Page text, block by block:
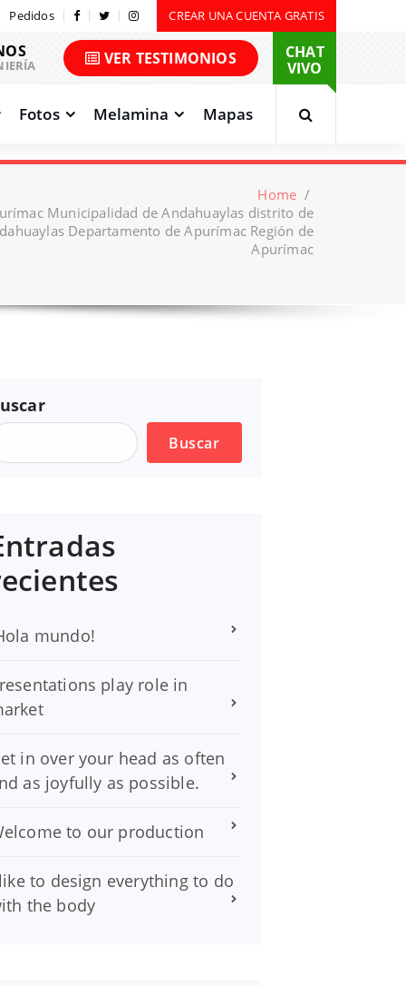
Pedidos CREAR UNA CUENTA GRATIS
VER TESTIMONIOS
CHAT
VIVO
Fotos Melamina Mapas
Home /
Municipalidad de Andahuaylas distrito de
Departamento de Apurímac Región de
Apurímac
Buscar
mundo!
play role in
in over your head as often
as joyfully as possible.
to our production
to design everything to do
the body